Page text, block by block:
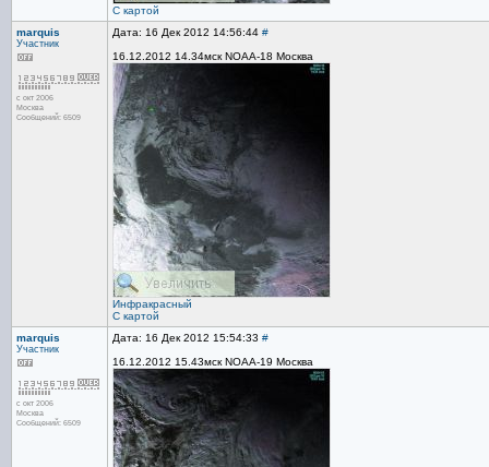
С картой
marquis
Участник
с окт 2006
Москва
Сообщений: 6509
Дата: 16 Дек 2012 14:56:44 #
16.12.2012 14.34мск NOAA-18 Москва
Инфракрасный
С картой
marquis
Участник
с окт 2006
Москва
Сообщений: 6509
Дата: 16 Дек 2012 15:54:33 #
16.12.2012 15.43мск NOAA-19 Москва